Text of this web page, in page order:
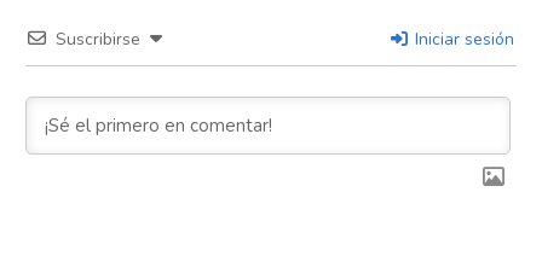
Suscribirse Iniciar sesión